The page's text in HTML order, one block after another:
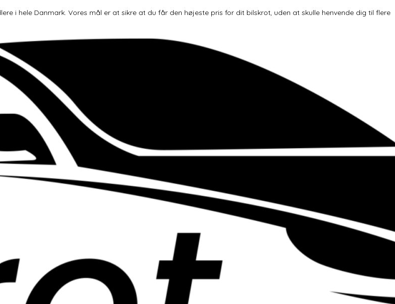
i hele Danmark. Vores mål er at sikre at du får den højeste pris for dit bilskrot, uden at skulle henvende dig til flere